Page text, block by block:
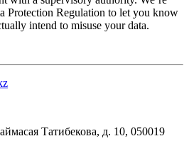
Protection Regulation to let you know
intend to misuse your data.
Татибекова, д. 10, 050019